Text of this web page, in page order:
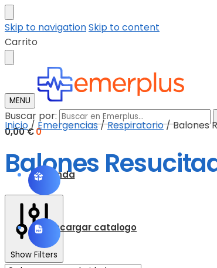
Skip to navigationSkip to content
Carrito
MENU
Buscar por:
0,00€ 0
Tienda
Descargar catalogo
Inicio/Emergencias/Respiratorio/Balones
Balones
Show Filters